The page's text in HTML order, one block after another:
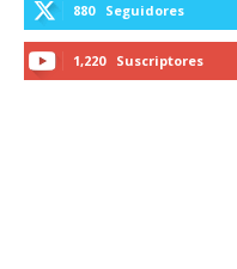
880 Seguidores
1,220 Suscriptores